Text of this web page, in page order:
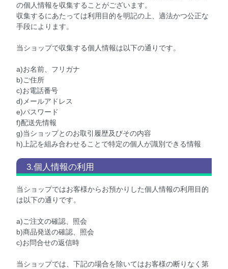
の個人情報を収集することがございます。
収集するにあたっては利用目的を明記の上、適法かつ公正な
手段によります。
当ショップで収集する個人情報は以下の通りです。
a)お名前、フリガナ
b)ご住所
c)お電話番号
d)メールアドレス
e)パスワード
f)配送先情報
g)当ショップとのお取引履歴及びその内容
h)上記を組み合わせることで特定の個人が識別できる情報
3.個人情報の利用
当ショップではお客様からお預かりした個人情報の利用目的
は以下の通りです。
a)ご注文の確認、照会
b)商品発送の確認、照会
c)お問合せの返信時
当ショップでは、下記の場合を除いてはお客様の断りなく第